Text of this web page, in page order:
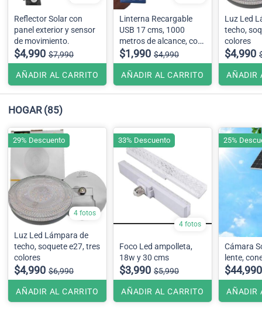
Reflector Solar con
panel exterior y sensor
de movimiento.
$4,990 $7,990
AÑADIR AL CARRITO
Linterna Recargable
USB 17 cms, 1000
metros de alcance, con
luz de emergencia
$1,990 $4,990
AÑADIR AL CARRITO
Luz Led
techo,
colores
$4,990
AÑADIR
HOGAR (85)
4 fotos
Luz Led Lámpara de
techo, soquete e27, tres
colores
$4,990 $6,990
AÑADIR AL CARRITO
29% Descuento
4 fotos
Foco Led ampolleta,
18w y 30 cms
$3,990 $5,990
AÑADIR AL CARRITO
33% Descuento
Cámara
lente,
$44,990
AÑADIR
25%